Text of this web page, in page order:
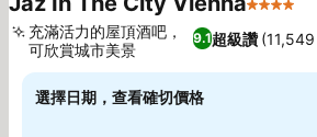
4 星級
9.1超級讚
充滿活力的屋頂酒吧，
可欣賞城市美景
選擇日期，查看確切價格